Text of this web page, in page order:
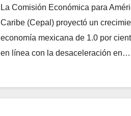
La Comisión Económica para
Caribe (Cepal) proyectó un
economía mexicana de 1.0 por
en línea con la desaceleración en…